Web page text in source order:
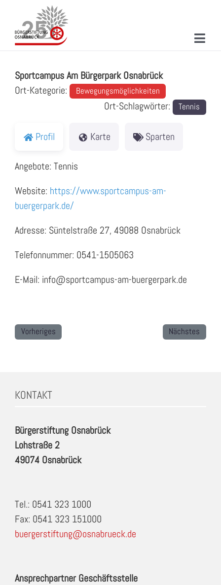
springen
PROJEKTE & AKTIONEN
NEUIGKEITEN
Sportcampus Am Bürgerpark Osnabrück
Ort-Kategorie:
Bewegungsmöglichkeiten
Ort-Schlagwörter: Tennis
Profil Karte Sparten
Angebote: Tennis
Website: https://www.sportcampus-am-
buergerpark.de/
Adresse: Süntelstraße 27, 49088 Osnabrück
Telefonnummer: 0541-1505063
E-Mail: info@sportcampus-am-buergerpark.de
Vorheriges Nächstes
KONTAKT
Bürgerstiftung Osnabrück
Lohstraße 2
49074 Osnabrück
Tel.: 0541 323 1000
Fax: 0541 323 151000
buergerstiftung@osnabrueck.de
Ansprechpartner Geschäftsstelle